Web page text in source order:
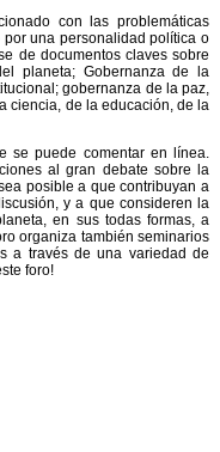
con las problemáticas
una personalidad política o
de documentos claves sobre
planeta; Gobernanza de la
gobernanza de la paz,
ciencia, de la educación, de la
se puede comentar en línea.
al gran debate sobre la
posible a que contribuyan a
y a que consideren la
en sus todas formas, a
organiza también seminarios
a través de una variedad de
foro!